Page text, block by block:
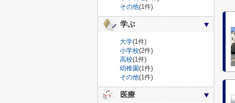
その他(1件)
学ぶ
大学(1件)
小学校(2件)
高校(1件)
幼稚園(1件)
その他(1件)
医療